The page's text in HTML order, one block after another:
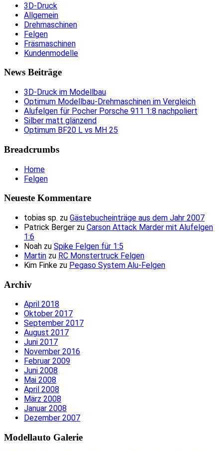
3D-Druck
Allgemein
Drehmaschinen
Felgen
Fräsmaschinen
Kundenmodelle
News Beiträge
3D-Druck im Modellbau
Optimum Modellbau-Drehmaschinen im Vergleich
Alufelgen für Pocher Porsche 911 1:8 nachpoliert
Silber matt glänzend
Optimum BF20 L vs MH 25
Breadcrumbs
Home
Felgen
Neueste Kommentare
tobias sp. zu Gästebucheinträge aus dem Jahr 2007
Patrick Berger zu Carson Attack Marder mit Alufelgen
1:6
Noah zu Spike Felgen für 1:5
Martin zu RC Monstertruck Felgen
Kim Finke zu Pegaso System Alu-Felgen
Archiv
April 2018
Oktober 2017
September 2017
August 2017
Juni 2017
November 2016
Februar 2009
Juni 2008
Mai 2008
April 2008
März 2008
Januar 2008
Dezember 2007
Modellauto Galerie